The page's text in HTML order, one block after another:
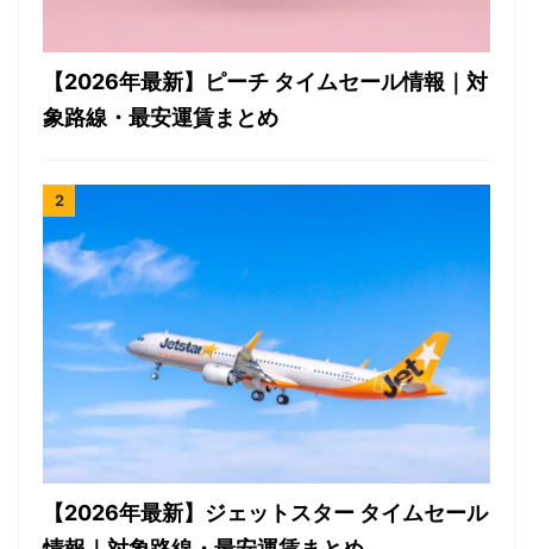
【2026年最新】ピーチ タイムセール情報｜対
象路線・最安運賃まとめ
【2026年最新】ジェットスター タイムセール